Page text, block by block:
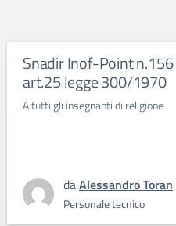
Snadir Inof-Point
art.25 legge 300/1970
A tutti gli insegnanti di religione
daAlessandro Toran
Personale tecnico